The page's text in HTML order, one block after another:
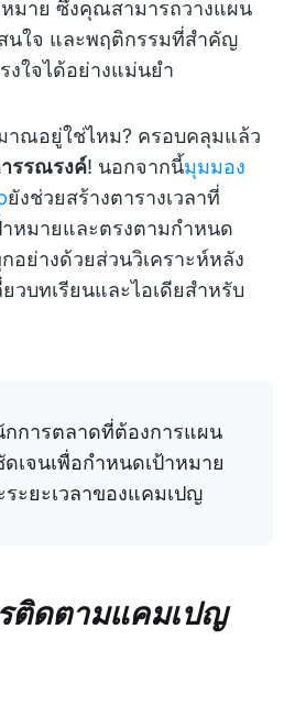
มาย ซึ่งคุณสามารถวางแผน
นใจ และพฤติกรรมที่สำคัญ
งใจได้อย่างแม่นยำ
าณอยู่ใช่ไหม? ครอบคลุมแล้ว
รรณรงค์! นอกจากนี้มุมมอง
ยังช่วยสร้างตารางเวลาที่
าหมายและตรงตามกำหนด
อย่างด้วยส่วนวิเคราะห์หลัง
วบทเรียนและไอเดียสำหรับ
กการตลาดที่ต้องการแผน
เจนเพื่อกำหนดเป้าหมาย
ะยะเวลาของแคมเปญ
ติดตามแคมเปญ